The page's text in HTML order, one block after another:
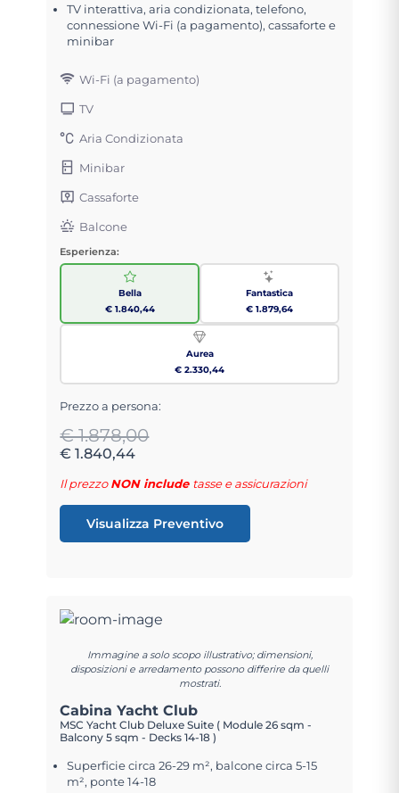
TV interattiva, aria condizionata, telefono,
connessione Wi-Fi (a pagamento), cassaforte e
minibar
Wi-Fi (a pagamento)
TV
Aria Condizionata
Minibar
Cassaforte
Balcone
Esperienza:
Bella
€ 1.840,44
Fantastica
€ 1.879,64
Aurea
€ 2.330,44
Prezzo a persona:
€ 1.878,00
€ 1.840,44
Il prezzoNON include tasse e assicurazioni
Visualizza Preventivo
Immagine a solo scopo illustrativo; dimensioni,
disposizioni e arredamento possono differire da quelli
mostrati.
Cabina Yacht Club
MSC Yacht Club Deluxe Suite ( Module 26 sqm -
Balcony 5 sqm - Decks 14-18 )
Superficie circa 26-29 m², balcone circa 5-15
m², ponte 14-18